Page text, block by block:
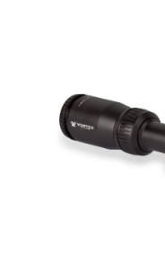
hvězdiček.